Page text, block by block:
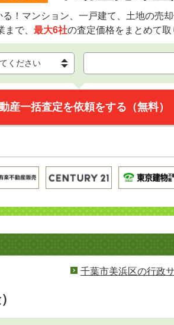
！マンション、一戸建て、土地の売却
で、 最大6社の査定価格をまとめて取
産一括査定を依頼をする（無料）
千葉市美浜区の行政